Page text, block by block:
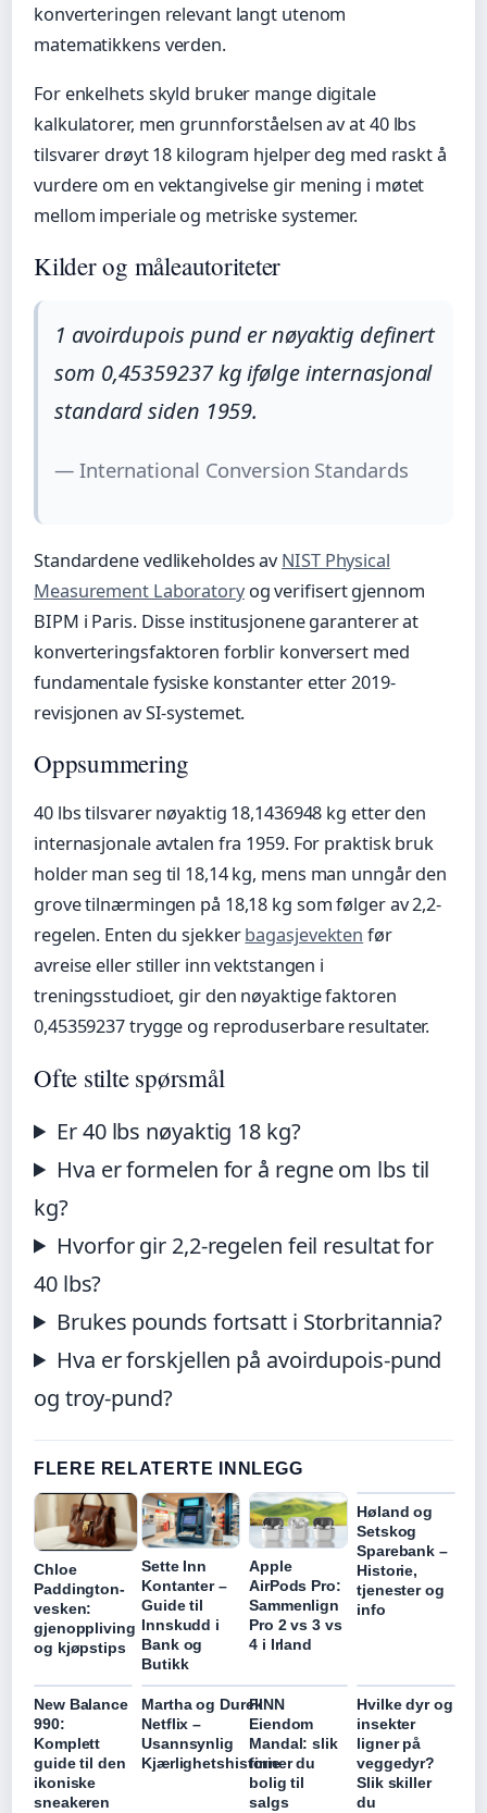
konverteringen relevant langt utenom
matematikkens verden.
For enkelhets skyld bruker mange digitale
kalkulatorer, men grunnforståelsen av at 40 lbs
tilsvarer drøyt 18 kilogram hjelper deg med raskt å
vurdere om en vektangivelse gir mening i møtet
mellom imperiale og metriske systemer.
Kilder og måleautoriteter
1 avoirdupois pund er nøyaktig definert
som 0,45359237 kg ifølge internasjonal
standard siden 1959.
— International Conversion Standards
Standardene vedlikeholdes avNIST Physical
Measurement Laboratoryog verifisert gjennom
BIPM i Paris. Disse institusjonene garanterer at
konverteringsfaktoren forblir konversert med
fundamentale fysiske konstanter etter 2019-
revisjonen av SI-systemet.
Oppsummering
40 lbs tilsvarer nøyaktig 18,1436948 kg etter den
internasjonale avtalen fra 1959. For praktisk bruk
holder man seg til 18,14 kg, mens man unngår den
grove tilnærmingen på 18,18 kg som følger av 2,2-
regelen. Enten du sjekkerbagasjevekten før
avreise eller stiller inn vektstangen i
treningsstudioet, gir den nøyaktige faktoren
0,45359237 trygge og reproduserbare resultater.
Ofte stilte spørsmål
Er 40 lbs nøyaktig 18 kg?
Hva er formelen for å regne om lbs til
kg?
Hvorfor gir 2,2-regelen feil resultat for
40 lbs?
Brukes pounds fortsatt i Storbritannia?
Hva er forskjellen på avoirdupois-pund
og troy-pund?
FLERE RELATERTE INNLEGG
Chloe
Paddington-
vesken:
gjenoppliving
og kjøpstips
Sette Inn
Kontanter –
Guide til
Innskudd i
Bank og
Butikk
Apple
AirPods Pro:
Sammenlign
Pro 2 vs 3 vs
4 i Irland
Høland og
Setskog
Sparebank –
Historie,
tjenester og
info
New Balance
990:
Komplett
guide til den
ikoniske
sneakeren
Martha og Durek
Netflix –
Usannsynlig
Kjærlighetshistorie
FINN
Eiendom
Mandal: slik
finner du
bolig til
salgs
Hvilke dyr og
insekter
ligner på
veggedyr?
Slik skiller
du